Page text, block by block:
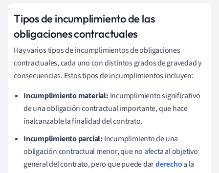
Tipos de incumplimiento de las
obligaciones contractuales
Hay varios tipos de incumplimientos de obligaciones
contractuales, cada uno con distintos grados de gravedad y
consecuencias. Estos tipos de incumplimientos incluyen:
Incumplimiento material: Incumplimiento significativo
de una obligación contractual importante, que hace
inalcanzable la finalidad del contrato.
Incumplimiento parcial: Incumplimiento de una
obligación contractual menor, que no afecta al objetivo
general del contrato, pero que puede darderechoa la